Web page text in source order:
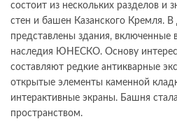
состоит из нескольких разделов и
стен и башен Казанского Кремля. В
представлены здания, включенные
наследия ЮНЕСКО. Основу
составляют редкие антикварные
открытые элементы каменной
интерактивные экраны. Башня
пространством.